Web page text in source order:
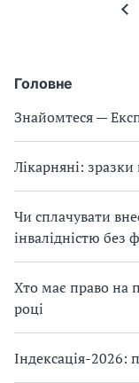
Головне
Знайомтеся —
Лікарняні:
Чи сплачувати
інвалідністю без
Хто має право на
році
Індексація-2026: